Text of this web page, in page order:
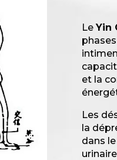
LeYin
et la
Les
la
dans